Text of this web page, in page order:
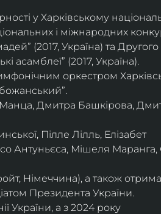
у Харківському
і міжнародних
(2017, Україна) та Другого
асамблеї” (2017, Україна).
оркестром
Манца, Дмитра Башкірова,
Пілле Лілль, Елізабет
Антуньєса, Мішеля Маранга,
Німеччина), а також
Президента України.
України, а з 2024 року